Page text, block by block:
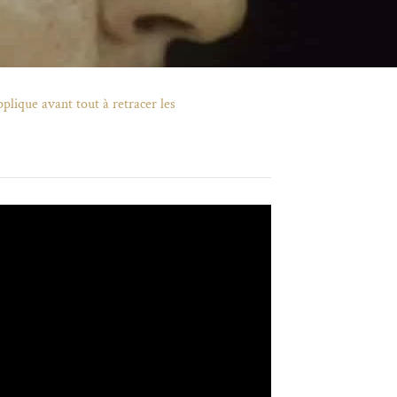
avant tout à retracer les